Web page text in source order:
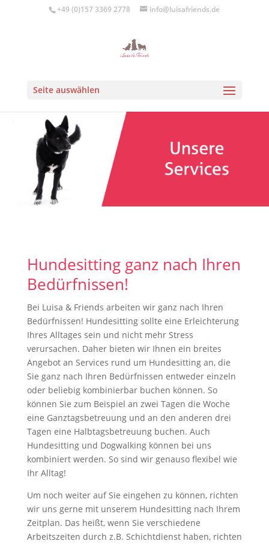
+49 (0)157 3369 2778 info@luisafriends.de
Seite auswählen
Hundesitting ganz nach Ihren
Bedürfnissen!
Bei Luisa & Friends arbeiten wir ganz nach Ihren
Bedürfnissen! Hundesitting sollte eine Erleichterung
Ihres Alltages sein und nicht mehr Stress
verursachen. Daher bieten wir Ihnen ein breites
Angebot an Services rund um Hundesitting an, die
Sie ganz nach Ihren Bedürfnissen entweder einzeln
oder beliebig kombinierbar buchen können. So
können Sie zum Beispiel an zwei Tagen die Woche
eine Ganztagsbetreuung und an den anderen drei
Tagen eine Halbtagsbetreuung buchen. Auch
Hundesitting und Dogwalking können bei uns
kombiniert werden. So sind wir genauso flexibel wie
Ihr Alltag!
Um noch weiter auf Sie eingehen zu können, richten
wir uns gerne mit unserem Hundesitting nach Ihrem
Zeitplan. Das heißt, wenn Sie verschiedene
Arbeitszeiten durch z.B. Schichtdienst haben, richten